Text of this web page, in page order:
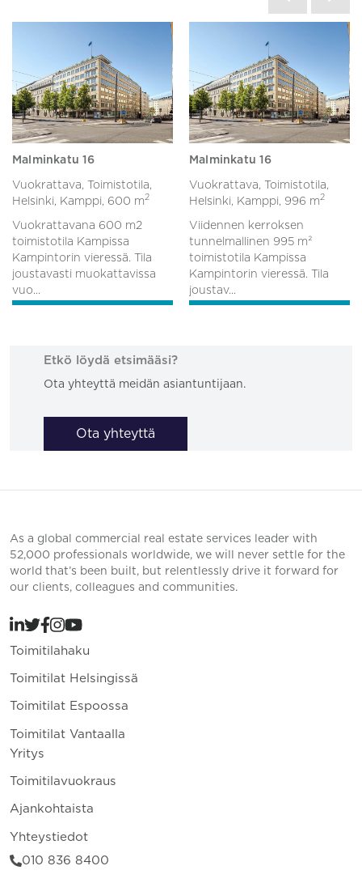
Malminkatu 16
Vuokrattava, Toimistotila,
Helsinki, Kamppi, 600 m2
Vuokrattavana 600 m2
toimistotila Kampissa
Kampintorin vieressä. Tila
joustavasti muokattavissa
vuo...
Malminkatu 16
Vuokrattava, Toimistotila,
Helsinki, Kamppi, 996 m2
Viidennen kerroksen
tunnelmallinen 995 m²
toimistotila Kampissa
Kampintorin vieressä. Tila
joustav...
Etkö löydä etsimääsi?
Ota yhteyttä meidän asiantuntijaan.
Ota yhteyttä
As a global commercial real estate services leader with
52,000 professionals worldwide, we will never settle for the
world that’s been built, but relentlessly drive it forward for
our clients, colleagues and communities.
Toimitilahaku
Toimitilat Helsingissä
Toimitilat Espoossa
Toimitilat Vantaalla
Yritys
Toimitilavuokraus
Ajankohtaista
Yhteystiedot
010 836 8400